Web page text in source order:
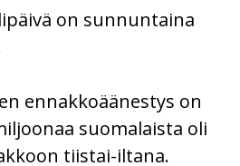
on sunnuntaina
ennakkoäänestys on
suomalaista oli
tiistai-iltana.